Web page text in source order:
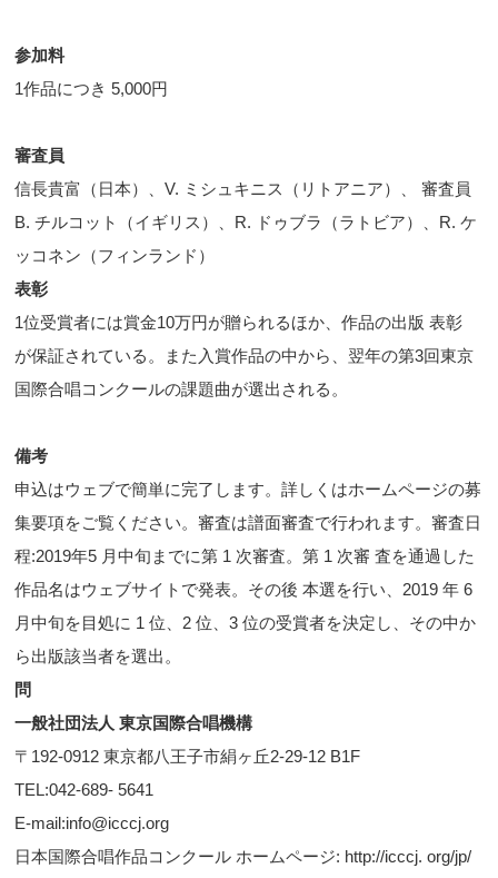
参加料
1作品につき 5,000円
審査員
信長貴富（日本）、V. ミシュキニス（リトアニア）、 審査員
B. チルコット（イギリス）、R. ドゥブラ（ラトビア）、R. ケ
ッコネン（フィンランド）
表彰
1位受賞者には賞金10万円が贈られるほか、作品の出版 表彰
が保証されている。また入賞作品の中から、翌年の第3回東京
国際合唱コンクールの課題曲が選出される。
備考
申込はウェブで簡単に完了します。詳しくはホームページの募
集要項をご覧ください。審査は譜面審査で行われます。審査日
程:2019年5 月中旬までに第 1 次審査。第 1 次審 査を通過した
作品名はウェブサイトで発表。その後 本選を行い、2019 年 6
月中旬を目処に 1 位、2 位、3 位の受賞者を決定し、その中か
ら出版該当者を選出。
問
一般社団法人 東京国際合唱機構
〒192-0912 東京都八王子市絹ヶ丘2-29-12 B1F
TEL:042-689- 5641
E-mail:info@icccj.org
日本国際合唱作品コンクール ホームページ: http://icccj. org/jp/